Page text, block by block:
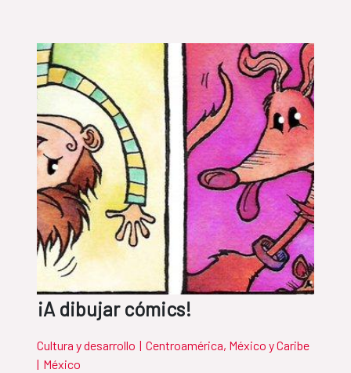
¡A dibujar cómics!
Cultura y desarrollo | Centroamérica, México y Caribe
| México